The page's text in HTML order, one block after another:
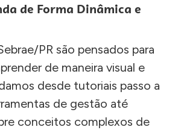
de Forma Dinâmica e
PR são pensados para
de maneira visual e
desde tutoriais passo a
de gestão até
conceitos complexos de